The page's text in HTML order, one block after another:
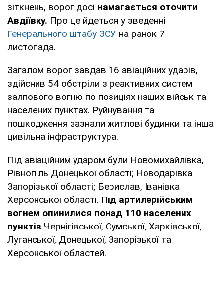
зіткнень, ворог досі намагається оточити
Авдіївку. Про це йдеться у зведенні
Генерального штабу ЗСУ на ранок 7
листопада.
Загалом ворог завдав 16 авіаційних ударів,
здійснив 54 обстріли з реактивних систем
залпового вогню по позиціях наших військ та
населених пунктах. Руйнування та
пошкодження зазнали житлові будинки та інша
цивільна інфраструктура.
Під авіаційним ударом були Новомихайлівка,
Рівнопіль Донецької області; Новодарівка
Запорізької області; Берислав, Іванівка
Херсонської області. Під артилерійським
вогнем опинилися понад 110 населених
пунктів Чернігівської, Сумської, Харківської,
Луганської, Донецької, Запорізької та
Херсонської областей.